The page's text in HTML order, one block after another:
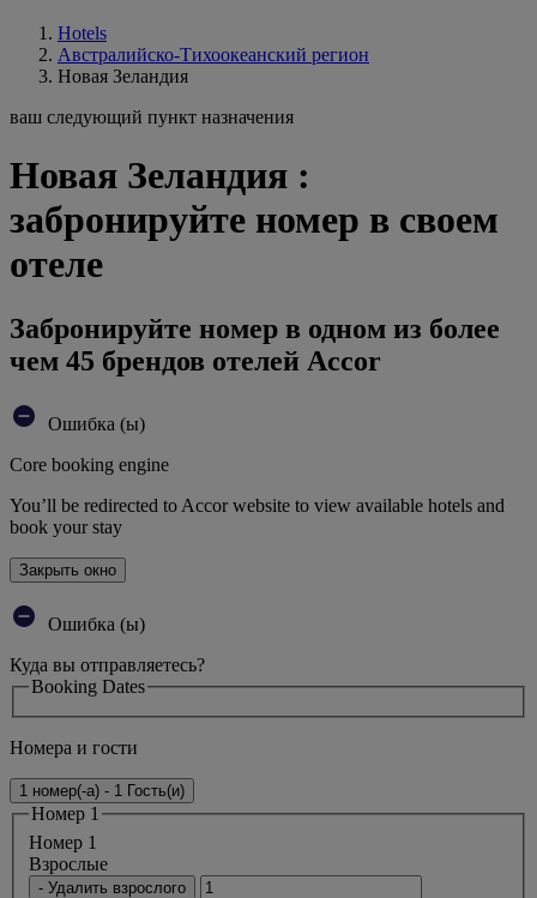
Hotels
Австралийско-Тихоокеанский регион
Новая Зеландия
ваш следующий пункт назначения
Новая Зеландия :
забронируйте номер в своем
отеле
Забронируйте номер в одном из более
чем 45 брендов отелей Accor
Ошибка (ы)
Core booking engine
You’ll be redirected to Accor website to view available hotels and
book your stay
Закрыть окно
Ошибка (ы)
Куда вы отправляетесь?
Booking Dates
Номера и гости
1 номер(-а) - 1 Гость(и)
Номер 1
Номер 1
Bзрослые
- Удалить взрослого